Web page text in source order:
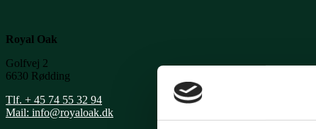
Royal Oak
Golfvej 2
6630 Rødding
Tlf. + 45 74 55 32 94
Mail: info@royaloak.dk